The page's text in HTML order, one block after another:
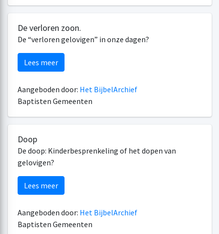
De verloren zoon.
De “verloren gelovigen” in onze dagen?
Lees meer
Aangeboden door: Het BijbelArchief
Baptisten Gemeenten
Doop
De doop: Kinderbesprenkeling of het dopen van
gelovigen?
Lees meer
Aangeboden door: Het BijbelArchief
Baptisten Gemeenten